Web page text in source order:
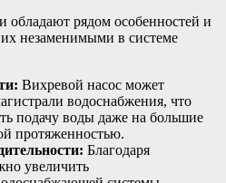
обладают рядом особенностей и
незаменимыми в системе
Вихревой насос может
водоснабжения, что
подачу воды даже на большие
протяженностью.
Благодаря
увеличить